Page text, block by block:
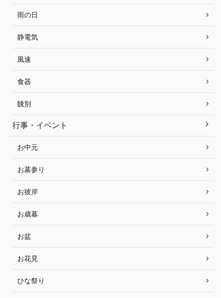
雨の日
静電気
風速
食器
餞別
行事・イベント
お中元
お墓参り
お彼岸
お歳暮
お盆
お花見
ひな祭り